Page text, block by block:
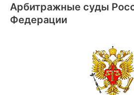
Арбитражные суды
Федерации